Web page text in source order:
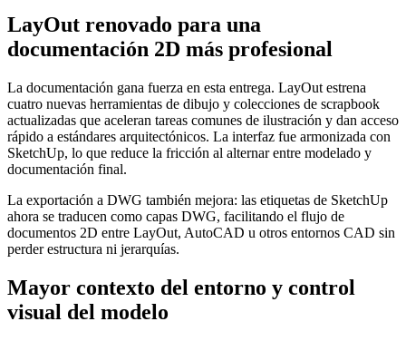
LayOut renovado para una
documentación 2D más profesional
La documentación gana fuerza en esta entrega. LayOut estrena
cuatro nuevas herramientas de dibujo y colecciones de scrapbook
actualizadas que aceleran tareas comunes de ilustración y dan acceso
rápido a estándares arquitectónicos. La interfaz fue armonizada con
SketchUp, lo que reduce la fricción al alternar entre modelado y
documentación final.
La exportación a DWG también mejora: las etiquetas de SketchUp
ahora se traducen como capas DWG, facilitando el flujo de
documentos 2D entre LayOut, AutoCAD u otros entornos CAD sin
perder estructura ni jerarquías.
Mayor contexto del entorno y control
visual del modelo